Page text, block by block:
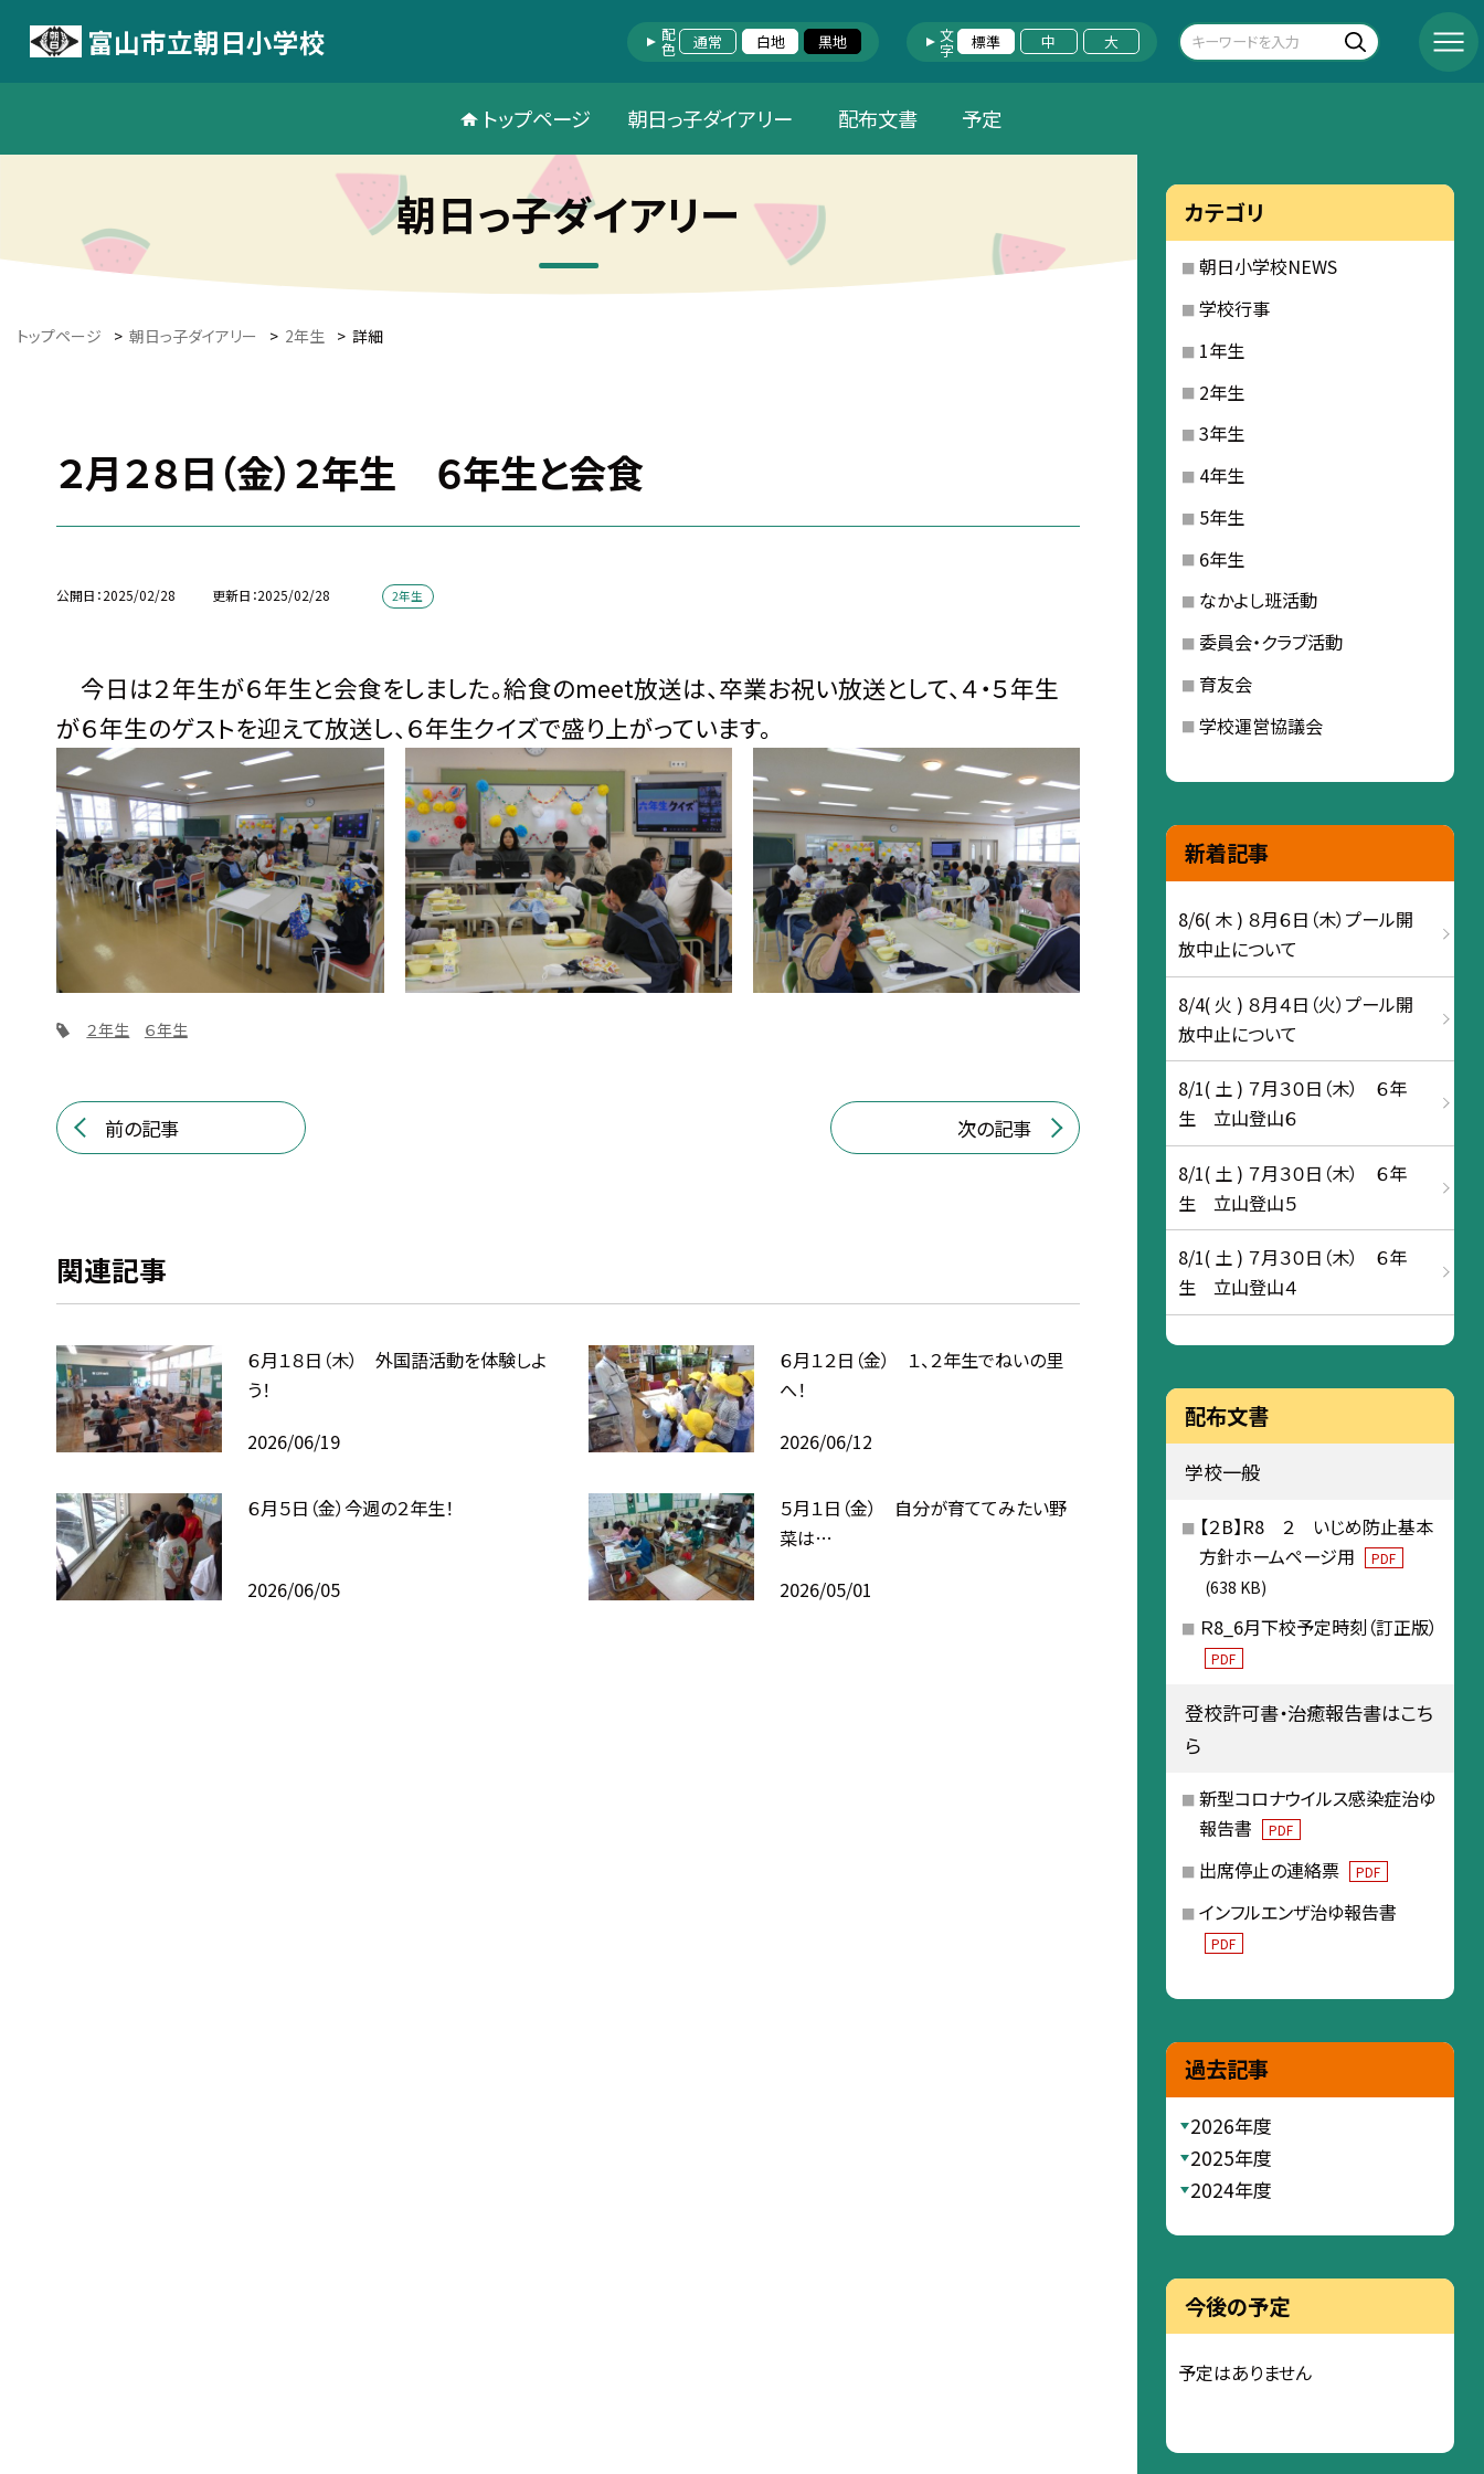
富山市立朝日小学校 配色 通常 白地 黒地 文字 標準 中 大
トップページ 朝日っ子ダイアリー 配布文書 予定
朝日っ子ダイアリー
トップページ > 朝日っ子ダイアリー > 2年生 > 詳細
２月２８日（金）２年生 ６年生と会食
公開日 2025/02/28 更新日 2025/02/28 2年生
今日は２年生が６年生と会食をしました。給食のmeet放送は、卒業お祝い放送として、４・５年生
が６年生のゲストを迎えて放送し、６年生クイズで盛り上がっています。
２年生 ６年生
前の記事 次の記事
関連記事
６月１８日（木） 外国語活動を体験しよ
う！
2026/06/19
６月１２日（金） １、２年生でねいの里
へ！
2026/06/12
６月５日（金）今週の２年生！
2026/06/05
５月１日（金） 自分が育ててみたい野
菜は…
2026/05/01
カテゴリ
朝日小学校NEWS
学校行事
1年生
2年生
3年生
4年生
5年生
6年生
なかよし班活動
委員会・クラブ活動
育友会
学校運営協議会
新着記事
8/6( 木 ) ８月６日（木）プール開
放中止について
8/4( 火 ) ８月４日（火）プール開
放中止について
8/1( 土 ) ７月３０日（木） ６年
生 立山登山６
8/1( 土 ) ７月３０日（木） ６年
生 立山登山５
8/1( 土 ) ７月３０日（木） ６年
生 立山登山４
配布文書
学校一般
【２B】R8 ２ いじめ防止基本
方針ホームページ用
PDF
(638 KB)
Ｒ8_6月下校予定時刻（訂正版）
PDF
登校許可書・治癒報告書はこち
ら
新型コロナウイルス感染症治ゆ
報告書
PDF
出席停止の連絡票 PDF
インフルエンザ治ゆ報告書
PDF
過去記事
2026年度
2025年度
2024年度
今後の予定
予定はありません